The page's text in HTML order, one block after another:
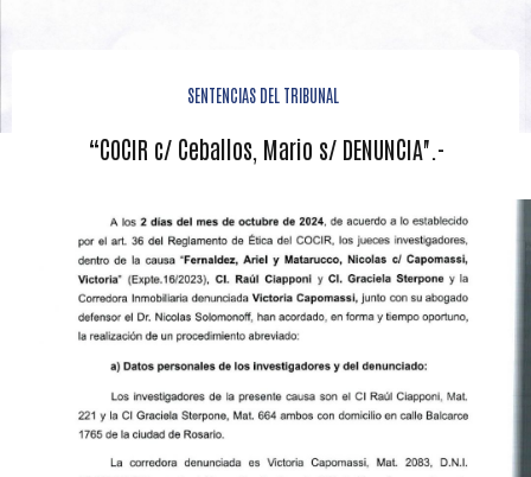
SENTENCIAS DEL TRIBUNAL
“COCIR c/ Ceballos, Mario s/ DENUNCIA".-